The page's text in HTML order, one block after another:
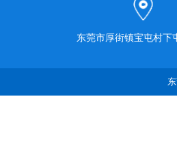
东莞市厚街镇宝屯村下